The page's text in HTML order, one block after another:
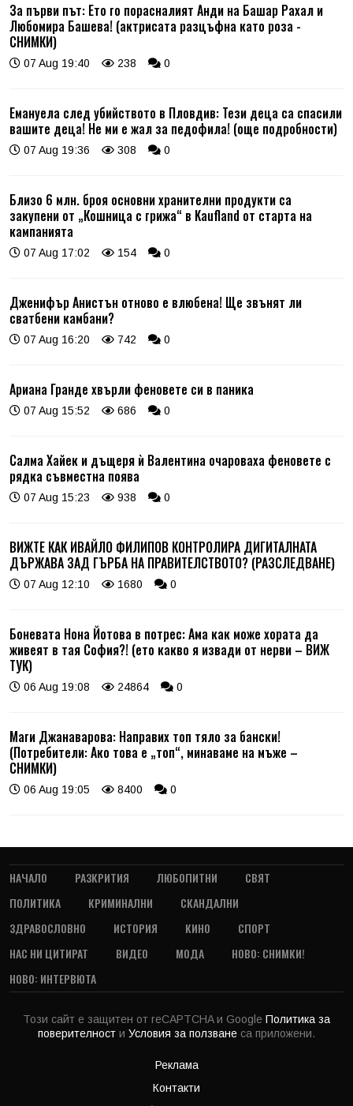
За първи път: Ето го порасналият Анди на Башар Рахал и
Любомира Башева! (актрисата разцъфна като роза -
СНИМКИ)
07 Aug 19:40 238 0
Емануела след убийството в Пловдив: Тези деца са спасили
вашите деца! Не ми е жал за педофила! (още подробности)
07 Aug 19:36 308 0
Близо 6 млн. броя основни хранителни продукти са
закупени от „Кошница с грижа“ в Kaufland от старта на
кампанията
07 Aug 17:02 154 0
Дженифър Анистън отново е влюбена! Ще звънят ли
сватбени камбани?
07 Aug 16:20 742 0
Ариана Гранде хвърли феновете си в паника
07 Aug 15:52 686 0
Салма Хайек и дъщеря ѝ Валентина очароваха феновете с
рядка съвместна поява
07 Aug 15:23 938 0
ВИЖТЕ КАК ИВАЙЛО ФИЛИПОВ КОНТРОЛИРА ДИГИТАЛНАТА
ДЪРЖАВА ЗАД ГЪРБА НА ПРАВИТЕЛСТВОТО? (РАЗСЛЕДВАНЕ)
07 Aug 12:10 1680 0
Боневата Нона Йотова в потрес: Ама как може хората да
живеят в тая София?! (ето какво я извади от нерви – ВИЖ
ТУК)
06 Aug 19:08 24864 0
Маги Джанаварова: Направих топ тяло за бански!
(Потребители: Ако това е „топ“, минаваме на мъже –
СНИМКИ)
06 Aug 19:05 8400 0
НАЧАЛО РАЗКРИТИЯ ЛЮБОПИТНИ
СВЯТ
ПОЛИТИКА
КРИМИНАЛНИ
СКАНДАЛНИ
ЗДРАВОСЛОВНО
ИСТОРИЯ КИНО
СПОРТ
НАС НИ ЦИТИРАТ
ВИДЕО МОДА
НОВО: СНИМКИ!
НОВО: ИНТЕРВЮТА
Този сайт е защитен от reCAPTCHA и Google Политика за
поверителност и Условия за ползване са приложени.
Реклама
Контакти